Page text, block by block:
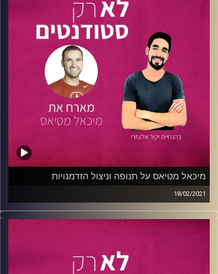
נתנאל גולדפדר
שמעניקה לו מלגה למימון התואר.
בתחום הקריירה נעם מנהל מוצר בחברתאטלסהמפתחת
תוכנות למגזר השלישי ולמגזר הציבורי. בנוסף הוא אנליסט
בקרן הון סיכוןSIBF.
אבל כששואלים את נעם מה הוא עושה
בחיים הוא עונה שהוא מנהל השקעות – של הזמן שלו.
בפרק נדבר על תחומי הלימודים והקריירה. מה זה אומר מנהל
מוצר? ומיהו אנליסט באופן כללי ובפרט בקרן הון סיכון. והחלק
האחרון יעסוק בשילוב בין השניים שם נצלול אל מערכת
השעות בלימודים, אופן בחירת הקורסים באוניברסיטה, איך
לומדים למבחנים לצד התקדמות בקריירה ובחיים האישיים
קרדיט תמונות:נתנאל גולדפדר
מיכאל מטיאס על תנופה וניצול הזדמנויות
18/02/2021
בפרק מעורר השראה זה פגשנו אתמיכאל מטיאס
, בן 25,
סטודנט להנדסת תוכנהבאוניברסיטת סטנפורד, יזם, מפתח
בקרן ההון סיכון
J-Ventures Fund